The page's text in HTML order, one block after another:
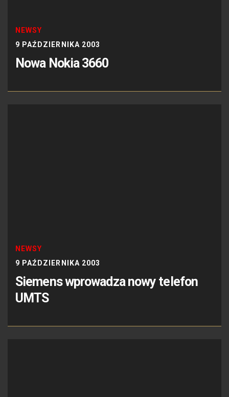
NEWSY
9 PAŹDZIERNIKA 2003
Nowa Nokia 3660
NEWSY
9 PAŹDZIERNIKA 2003
Siemens wprowadza nowy telefon
UMTS